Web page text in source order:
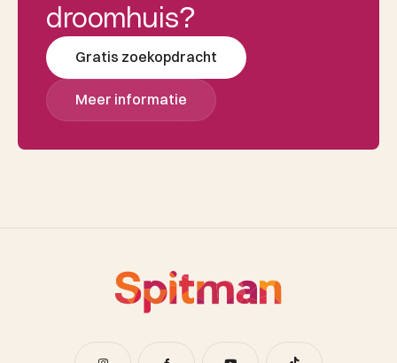
droomhuis?
Gratis zoekopdracht
Meer informatie